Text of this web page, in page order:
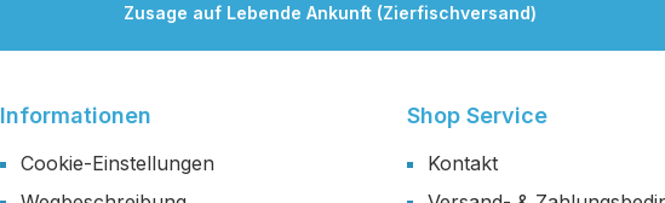
Zusage auf Lebende Ankunft (Zierfischversand)
Informationen
Cookie-Einstellungen
Shop Service
Kontakt